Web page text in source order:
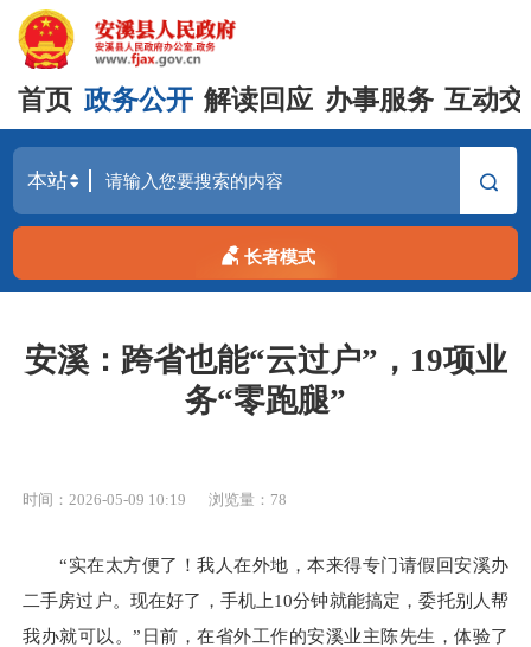
首页 政务公开 解读回应 办事服务 互动
长者模式
安溪：跨省也能“云过户”，19项业
务“零跑腿”
时间：2026-05-09 10:19 浏览量： 78
“实在太方便了！我人在外地，本来得专门请假回安溪办
二手房过户。现在好了，手机上10分钟就能搞定，委托别人帮
我办就可以。”日前，在省外工作的安溪业主陈先生，体验了